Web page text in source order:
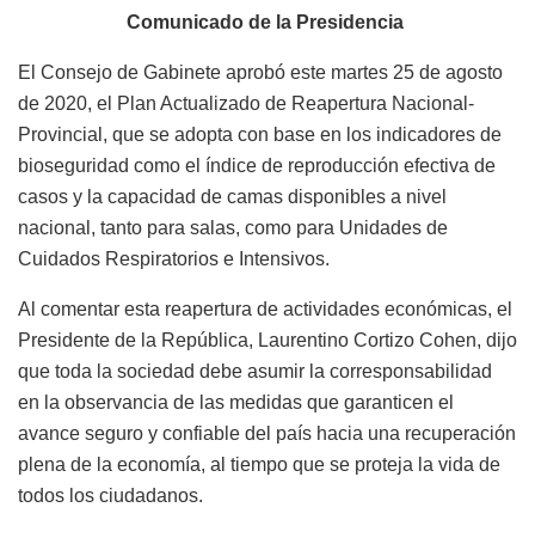
Comunicado de la Presidencia
El Consejo de Gabinete aprobó este martes 25 de agosto
de 2020, el Plan Actualizado de Reapertura Nacional-
Provincial, que se adopta con base en los indicadores de
bioseguridad como el índice de reproducción efectiva de
casos y la capacidad de camas disponibles a nivel
nacional, tanto para salas, como para Unidades de
Cuidados Respiratorios e Intensivos.
Al comentar esta reapertura de actividades económicas, el
Presidente de la República, Laurentino Cortizo Cohen, dijo
que toda la sociedad debe asumir la corresponsabilidad
en la observancia de las medidas que garanticen el
avance seguro y confiable del país hacia una recuperación
plena de la economía, al tiempo que se proteja la vida de
todos los ciudadanos.